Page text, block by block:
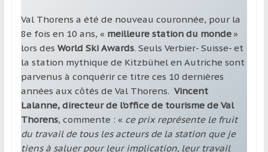
Val Thorens a été de nouveau couronnée, pour la
8e fois en 10 ans, « meilleure station du monde »
lors des World Ski Awards. Seuls Verbier- Suisse- et
la station mythique de Kitzbühel en Autriche sont
parvenus à conquérir ce titre ces 10 dernières
années aux côtés de Val Thorens. Vincent
Lalanne, directeur de l’office de tourisme de Val
Thorens, commente : « ce prix représente le fruit
du travail de tous les acteurs de la station que je
tiens à saluer pour leur implication, leur travail